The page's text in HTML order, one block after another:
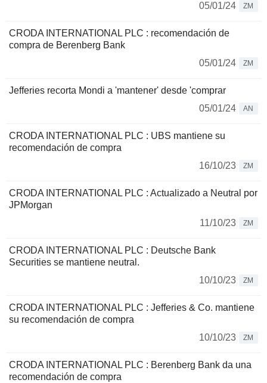
05/01/24
ZM
CRODA INTERNATIONAL PLC : recomendación de
compra de Berenberg Bank
05/01/24
ZM
Jefferies recorta Mondi a 'mantener' desde 'comprar
05/01/24
AN
CRODA INTERNATIONAL PLC : UBS mantiene su
recomendación de compra
16/10/23
ZM
CRODA INTERNATIONAL PLC : Actualizado a Neutral por
JPMorgan
11/10/23
ZM
CRODA INTERNATIONAL PLC : Deutsche Bank
Securities se mantiene neutral.
10/10/23
ZM
CRODA INTERNATIONAL PLC : Jefferies & Co. mantiene
su recomendación de compra
10/10/23
ZM
CRODA INTERNATIONAL PLC : Berenberg Bank da una
recomendación de compra